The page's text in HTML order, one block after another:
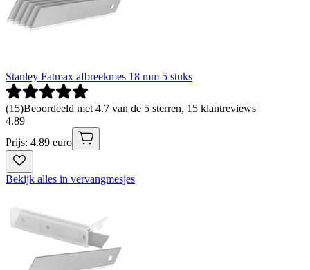
Stanley Fatmax afbreekmes 18 mm 5 stuks
(15)Beoordeeld met 4.7 van de 5 sterren, 15 klantreviews
4.89
Prijs: 4.89 euro
Bekijk alles in vervangmesjes